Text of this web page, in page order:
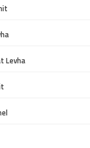
Levha